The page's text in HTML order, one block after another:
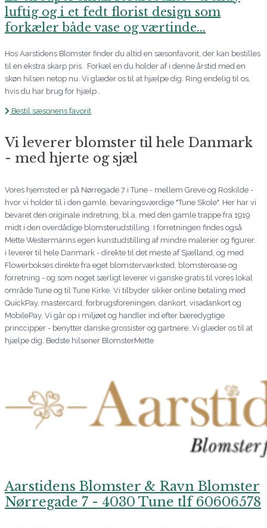
luftig og i et fedt florist design som
forkæler både vase og værtinde...
Hos Aarstidens Blomster finder du altid en sæsonfavorit, der kan bestilles
til en ekstra skarp pris. Forkæl en du holder af i denne årstid med en
skøn hilsen netop nu. Vi glæder os til at hjælpe dig. Ring endelig til os,
hvis du har brug for hjælp..
Bestil sæsonens favorit
Vi leverer blomster til hele Danmark
- med hjerte og sjæl
Vores hjemsted er på Nørregade 7 i Tune - mellem Greve og Roskilde -
hvor vi holder til i den gamle, bevaringsværdige "Tune Skole". Her har vi
bevaret den originale indretning, bl.a. med den gamle trappe fra 1919
midt i den overdådige blomsterudstilling. I forretningen findes også
Mette Westermanns egen kunstudstilling af mindre malerier og figurer.
i leverer til hele Danmark - direkte til det meste af Sjælland, og med
Flowerbokses direkte fra eget blomsterværksted, blomsteroase og
forretning - og som noget særligt leverer vi ganske gratis til vores lokal
område Tune og til Tune Kirke. Vi tilbyder sikker online betaling med
QuickPay, mastercard, forbrugsforeningen, dankort, visadankort og
MobilePay. Vi går op i miljøet og handler ind efter bæredygtige
princcipper - benytter danske grossister og gartnere. Vi glæder os til at
hjælpe dig. Bedste hilsener BlomsterMette
Aarstidens Blomster & Ravn Blomster
Nørregade 7 - 4030 Tune tlf 60606578